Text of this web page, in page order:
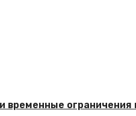
временные